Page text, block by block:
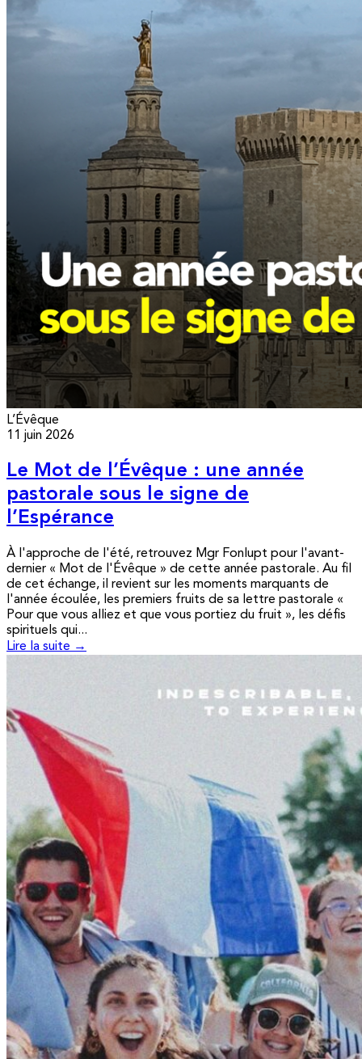
L’Évêque
11 juin 2026
Le Mot de l’Évêque : une année
pastorale sous le signe de
l’Espérance
À l'approche de l'été, retrouvez Mgr Fonlupt pour l'avant-
dernier « Mot de l'Évêque » de cette année pastorale. Au fil
de cet échange, il revient sur les moments marquants de
l'année écoulée, les premiers fruits de sa lettre pastorale «
Pour que vous alliez et que vous portiez du fruit », les défis
spirituels qui...
Lire la suite →